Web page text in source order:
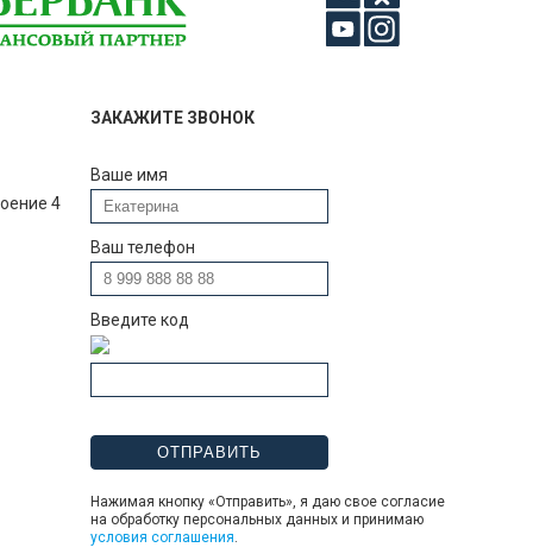
4
ЗАКАЖИТЕ ЗВОНОК
Ваше имя
Ваш телефон
Введите код
Нажимая кнопку «Отправить», я даю свое согласие
на обработку персональных данных и принимаю
условия соглашения.